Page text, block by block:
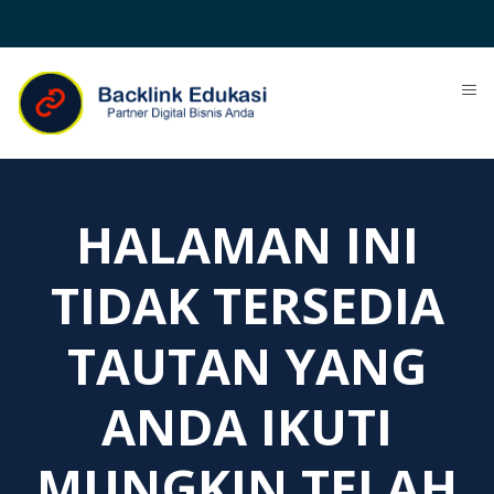
HALAMAN INI
TIDAK TERSEDIA
TAUTAN YANG
ANDA IKUTI